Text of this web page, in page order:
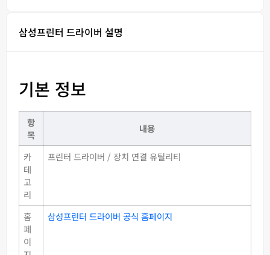
삼성프린터 드라이버 설명
기본 정보
항
목
내용
카
테
고
리
프린터 드라이버 / 장치 연결 유틸리티
홈
페
이
삼성프린터 드라이버 공식 홈페이지